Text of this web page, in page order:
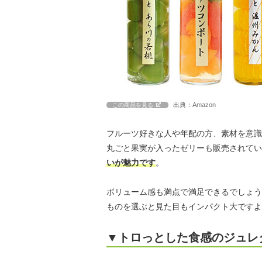
この商品を見る 出典：Amazon
フルーツ好きな人や年配の方、素材を意
丸ごと果実が入ったゼリーも販売されて
いが魅力です。
ボリューム感も満点で満足できるでしょ
ものを選ぶと見た目もインパクト大です
▼トロっとした食感のジュレ